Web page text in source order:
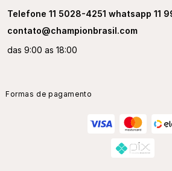
Telefone 11 5028-4251 whatsapp 11
contato@championbrasil.com
das 9:00 as 18:00
Formas de pagamento